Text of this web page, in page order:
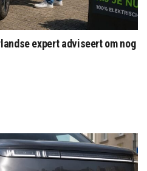
expert adviseert om nog